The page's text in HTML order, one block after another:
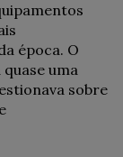
época. O
uma
sobre